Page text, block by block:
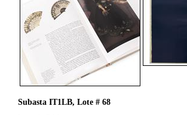
Subasta IT1LB, Lote # 68